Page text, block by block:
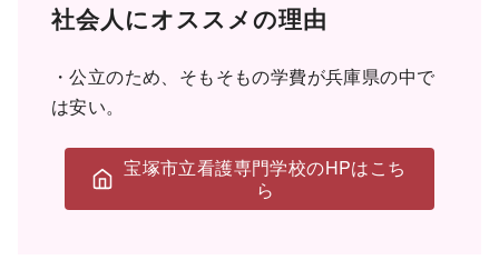
社会人にオススメの理由
・公立のため、そもそもの学費が兵庫県の中で
は安い。
宝塚市立看護専門学校のHPはこち
ら